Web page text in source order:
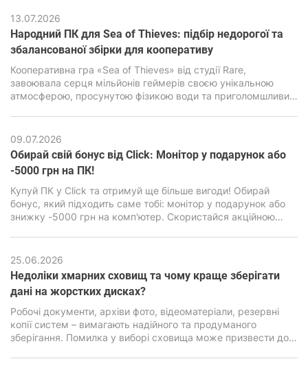
гарну картинку, просунуту симуляцію та реалістичну фізику
вимагає підвищеної продуктивності від ПК.
13.07.2026
Народний ПК для Sea of ​​Thieves: підбір недорогої та
збалансованої збірки для кооперативу
Кооперативна гра «Sea of ​​Thieves» від студії Rare,
завоювала серця мільйонів геймерів своєю унікальною
атмосферою, просунутою фізикою води та приголомшливим
навантажити навіть сучасні ПК, особливо бюджетного
класу.
09.07.2026
Обирай свій бонус від Click: Монітор у подарунок або
-5000 грн на ПК!
Купуй ПК у Click та отримуй ще більше вигоди! Обирай
бонус, який підходить саме тобі: монітор у подарунок або
знижку -5000 грн на комп'ютер. Скористайся акційною
25.06.2026
Недоліки хмарних сховищ та чому краще зберігати
дані на жорстких дисках?
Робочі документи, архіви фото, відеоматеріали, резервні
копії систем – вимагають надійного та продуманого
зберігання. Помилка у виборі сховища може призвести до